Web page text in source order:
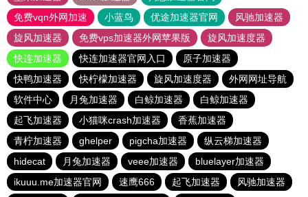
免费vqn外网加速
小蓝鸟 优途加速器官网
风驰加速器
旋风加速器
免费vps加速器外网苹果版
旋风加速度器
快连加速器
快连加速器官网入口
原子加速器
快鸭加速器
快柠檬加速器 旋风加速度器
外网网址导航
软件中心
月兔加速器 白鲸加速器
白鲸加速器
起飞加速器
小猫咪crash加速器
香蕉加速器
青柠加速器
ghelper pigcha加速器
纵云梯加速器
hidecat
月兔加速器 veee加速器
bluelayer加速器
ikuuu.me加速器官网
速鹰666 起飞加速器 风驰加速器